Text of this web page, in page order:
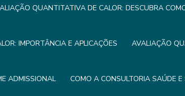
QUANTITATIVA DE CALOR: DESCUBRA
IMPORTÂNCIA E APLICAÇÕES AVALIAÇÃO
ADMISSIONAL COMO A CONSULTORIA SAÚDE